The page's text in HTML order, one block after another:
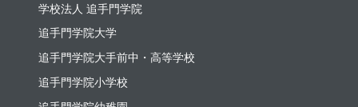
学校法人 追手門学院
追手門学院大学
追⼿⾨学院⼤⼿前中・⾼等学校
追手門学院小学校